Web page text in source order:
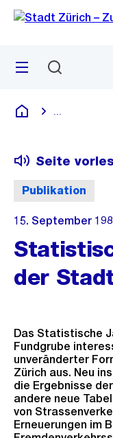
Navigation
Sprunglink
Menü
Deutsch
Publikation
Seite
15. September
der
Das Statistische
Fundgrube
unveränderter
Zürich aus. Neu
die Ergebnisse
andere neue
von
Erneuerungen im